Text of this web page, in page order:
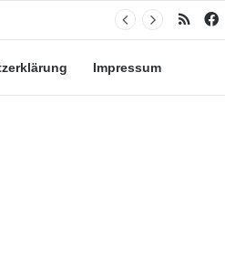
RSS
Impressum